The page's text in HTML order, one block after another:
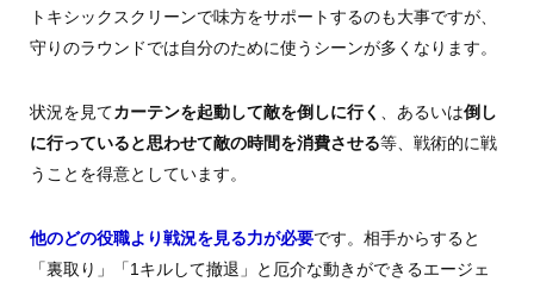
トキシックスクリーンで味方をサポートするのも大事ですが、
守りのラウンドでは自分のために使うシーンが多くなります。
状況を見てカーテンを起動して敵を倒しに行く 、あるいは倒し
に行っていると思わせて敵の時間を消費させる等、戦術的に戦
うことを得意としています。
他のどの役職より戦況を見る力が必要です。相手からすると
「裏取り」「1キルして撤退」と厄介な動きができるエージェ